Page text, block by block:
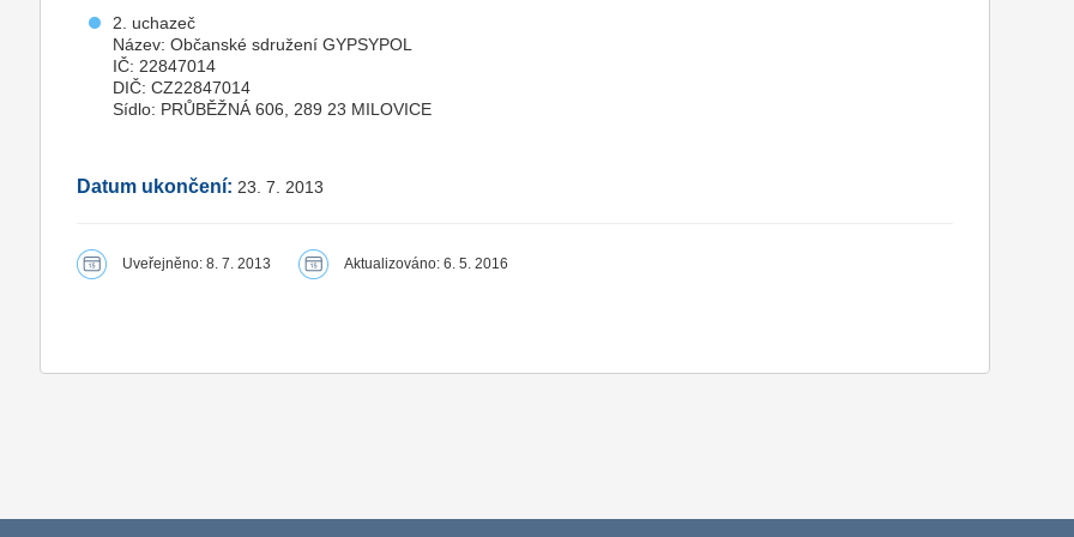
2. uchazeč
Název: Občanské sdružení GYPSYPOL
IČ: 22847014
DIČ: CZ22847014
Sídlo: PRŮBĚŽNÁ 606, 289 23 MILOVICE
Datum ukončení: 23. 7. 2013
Uveřejněno: 8. 7. 2013 Aktualizováno: 6. 5. 2016